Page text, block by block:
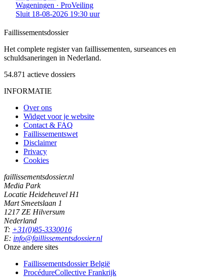
Wageningen · ProVeiling
Sluit 18-08-2026 19:30 uur
Faillissementsdossier
Het complete register van faillissementen, surseances en
schuldsaneringen in Nederland.
54.871 actieve dossiers
INFORMATIE
Over ons
Widget voor je website
Contact & FAQ
Faillissementswet
Disclaimer
Privacy
Cookies
faillissementsdossier.nl
Media Park
Locatie Heideheuvel H1
Mart Smeetslaan 1
1217 ZE Hilversum
Nederland
T: +31(0)85-3330016
E: info@faillissementsdossier.nl
Onze andere sites
Faillissementsdossier België
ProcédureCollective Frankrijk